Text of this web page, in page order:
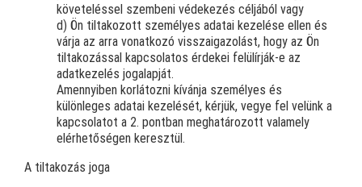
követeléssel szembeni védekezés céljából vagy
d) Ön tiltakozott személyes adatai kezelése ellen és
várja az arra vonatkozó visszaigazolást, hogy az Ön
tiltakozással kapcsolatos érdekei felülírják-e az
adatkezelés jogalapját.
Amennyiben korlátozni kívánja személyes és
különleges adatai kezelését, kérjük, vegye fel velünk a
kapcsolatot a 2. pontban meghatározott valamely
elérhetőségen keresztül.
A tiltakozás joga